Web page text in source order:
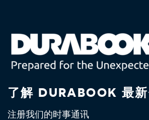
了解 DURABOOK 最
注册我们的时事通讯